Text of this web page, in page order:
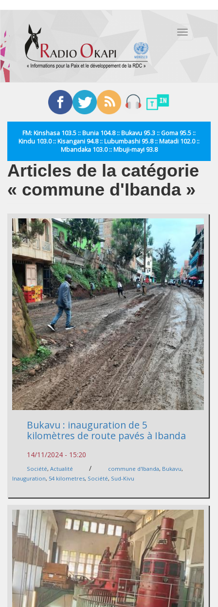
contenu
principal
Toggle
FM: Kinshasa 103.5 :: Bunia 104.8 :: Bukavu 95.3 :: Goma 95.5 ::
Kindu 103.0 :: Kisangani 94.8 :: Lubumbashi 95.8 :: Matadi 102.0 ::
Mbandaka 103.0 :: Mbuji-mayi 93.8
Articles de la catégorie
« commune d'Ibanda »
Bukavu : inauguration de 5
kilomètres de route pavés à Ibanda
14/11/2024 - 15:20
Société, Actualité / commune d'Ibanda, Bukavu,
Inauguration, 54 kilometres, Société, Sud-Kivu